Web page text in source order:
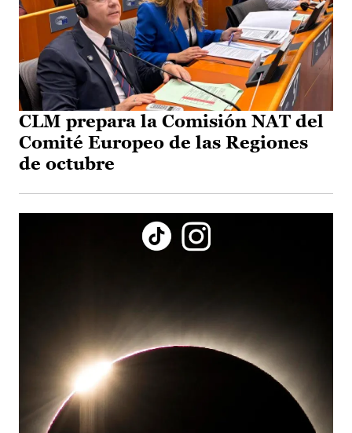
CLM prepara la Comisión NAT del
Comité Europeo de las Regiones
de octubre